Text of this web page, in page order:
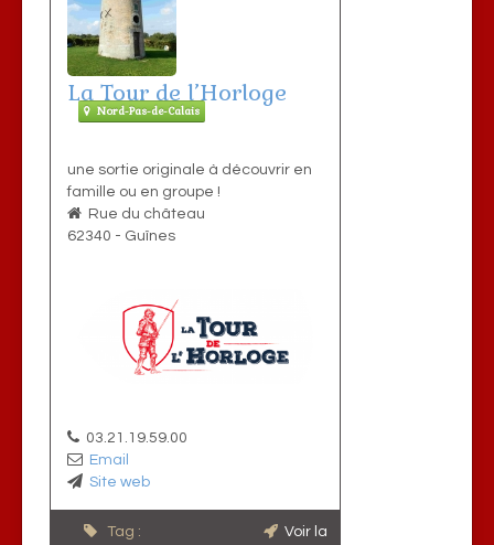
La Tour de l’Horloge
Nord-Pas-de-Calais
une sortie originale à découvrir en
famille ou en groupe !
Rue du château
62340 - Guînes
03.21.19.59.00
Email
Site web
Tag :
Voir la